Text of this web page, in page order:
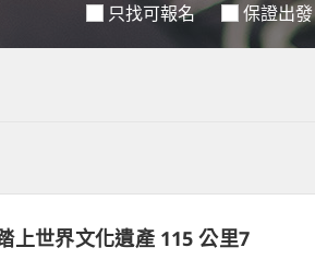
只找可報名 保證出發
上世界文化遺產 115 公里7